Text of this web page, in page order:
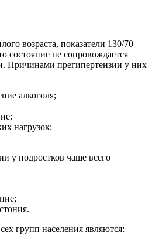
возраста, показатели 130/70
состояние не сопровождается
Причинами прегипертензии у них
алкоголя;
нагрузок;
у подростков чаще всего
групп населения являются: